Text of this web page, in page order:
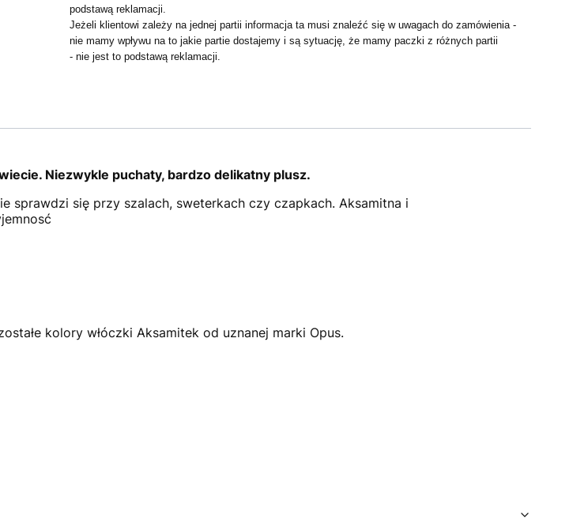
podstawą reklamacji.
Jeżeli klientowi zależy na jednej partii informacja ta musi znaleźć się w uwagach do zamówienia -
nie mamy wpływu na to jakie partie dostajemy i są sytuację, że mamy paczki z różnych partii
- nie jest to podstawą reklamacji.
Niezwykle puchaty, bardzo delikatny plusz.
sprawdzi się przy szalach, sweterkach czy czapkach. Aksamitna i
kolory włóczki Aksamitek od uznanej marki Opus.